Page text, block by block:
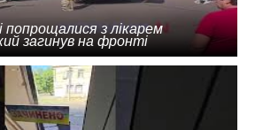
попрощалися з лікарем
загинув на фронті